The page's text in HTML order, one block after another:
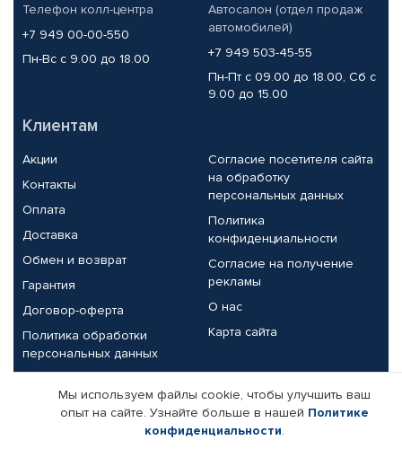
Телефон колл-центра
+7 949 00-00-550
Пн-Вс с 9.00 до 18.00
Автосалон (отдел продаж
автомобилей)
+7 949 503-45-55
Пн-Пт с 09.00 до 18.00, Сб с
9.00 до 15.00
Клиентам
Акции
Контакты
Оплата
Доставка
Обмен и возврат
Гарантия
Договор-оферта
Политика обработки
персональных данных
Согласие посетителя сайта
на обработку
персональных данных
Политика
конфиденциальности
Согласие на получение
рекламы
О нас
Карта сайта
Партнерам
Корпоративным клиентам
Реквизиты компании
Мы используем файлы cookie, чтобы улучшить ваш
опыт на сайте. Узнайте больше в нашей Политике
конфиденциальности.